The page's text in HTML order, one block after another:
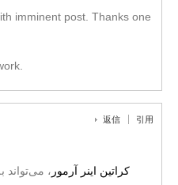
imminent post. Thanks one
返信 引用
کراتین اینر آرمور ، می‌تواند